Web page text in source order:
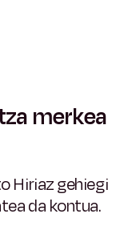
merkea
Hiriaz gehiegi
da kontua.